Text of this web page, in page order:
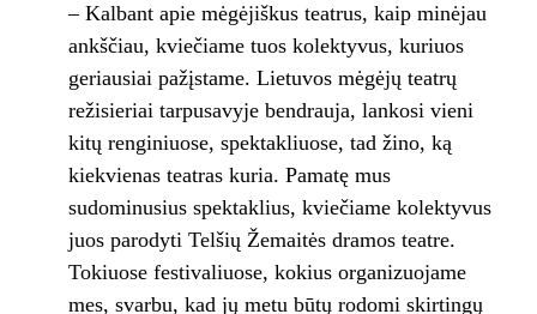
– Kalbant apie mėgėjiškus teatrus, kaip minėjau
ankščiau, kviečiame tuos kolektyvus, kuriuos
geriausiai pažįstame. Lietuvos mėgėjų teatrų
režisieriai tarpusavyje bendrauja, lankosi vieni
kitų renginiuose, spektakliuose, tad žino, ką
kiekvienas teatras kuria. Pamatę mus
sudominusius spektaklius, kviečiame kolektyvus
juos parodyti Telšių Žemaitės dramos teatre.
Tokiuose festivaliuose, kokius organizuojame
mes, svarbu, kad jų metu būtų rodomi skirtingų